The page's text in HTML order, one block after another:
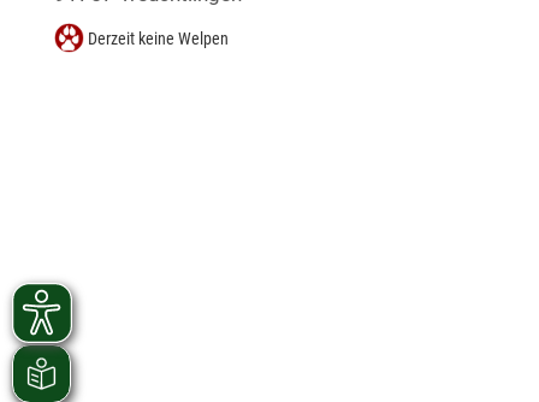
Derzeit keine Welpen